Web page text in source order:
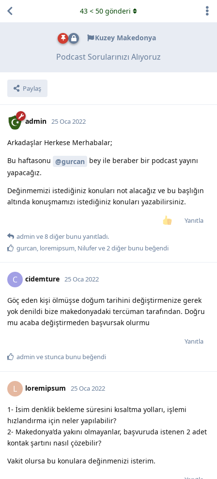
Kuzey Makedonya
Podcast Sorularınızı Alıyoruz
Paylaş
43 < 50 gönderi
admin 25 Oca 2022
Arkadaşlar Herkese Merhabalar;
Bu haftasonu @gurcan bey ile beraber bir podcast yayını
yapacağız.
Değinmemizi istediğiniz konuları not alacağız ve bu başlığın
altında konuşmamızı istediğiniz konuları yazabilirsiniz.
Yanıtla
admin ve8diğer bunu yanıtladı.
gurcan, loremipsum, Niluferve2diğer bunu beğendi
C cidemture 25 Oca 2022
Göç eden kişi ölmüşse doğum tarihini değiştirmenize gerek
yok denildi bize makedonyadaki tercüman tarafından. Doğru
mu acaba değiştirmeden başvursak olurmu
Yanıtla
admin vestunca bunu beğendi
L loremipsum 25 Oca 2022
1- İsim denklik bekleme süresini kısaltma yolları, işlemi
hızlandırma için neler yapılabilir?
2- Makedonya’da yakını olmayanlar, başvuruda istenen 2 adet
kontak şartını nasıl çözebilir?
Vakit olursa bu konulara değinmenizi isterim.